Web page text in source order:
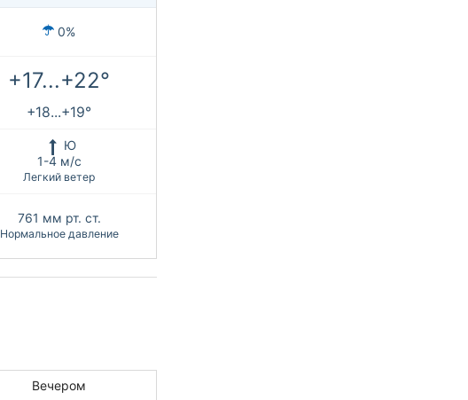
0%
+17...+22°
+18...+19°
Ю
1-4 м/с
Легкий ветер
761 мм рт. ст.
Нормальное давление
Вечером